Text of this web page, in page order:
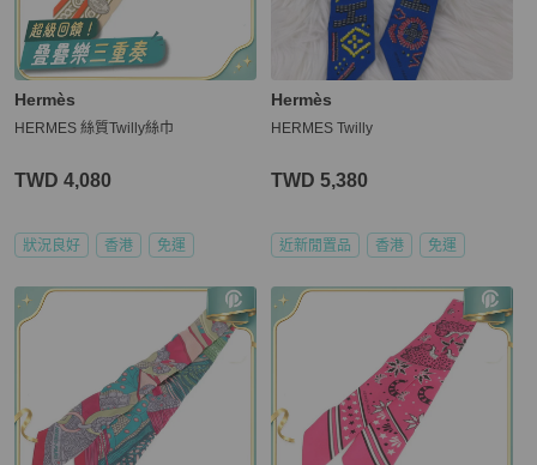
Hermès
HERMES 絲質Twilly絲巾
TWD 4,080
狀況良好 香港 免運
Hermès
HERMES Twilly
TWD 5,380
近新閒置品 香港 免運